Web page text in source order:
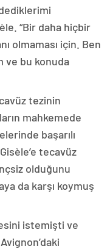
“Bir daha hiçbir
olmaması için. Ben
ve bu konuda
tezinin
mahkemede
başarılı
tecavüz
olduğunu
da karşı koymuş
istemişti ve